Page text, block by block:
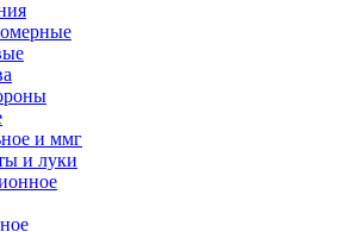
и ммг
и луки